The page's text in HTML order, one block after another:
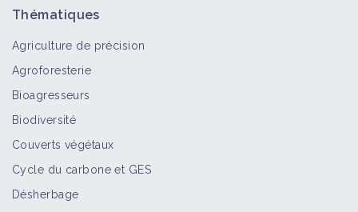
Thématiques
Agriculture de précision
Agroforesterie
Bioagresseurs
Biodiversité
Couverts végétaux
Cycle du carbone et GES
Désherbage